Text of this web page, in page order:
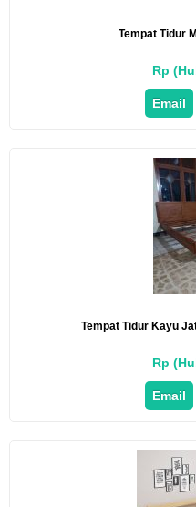
Tempat Tidur
Rp
Email
Tempat Tidur Kayu
Rp
Email